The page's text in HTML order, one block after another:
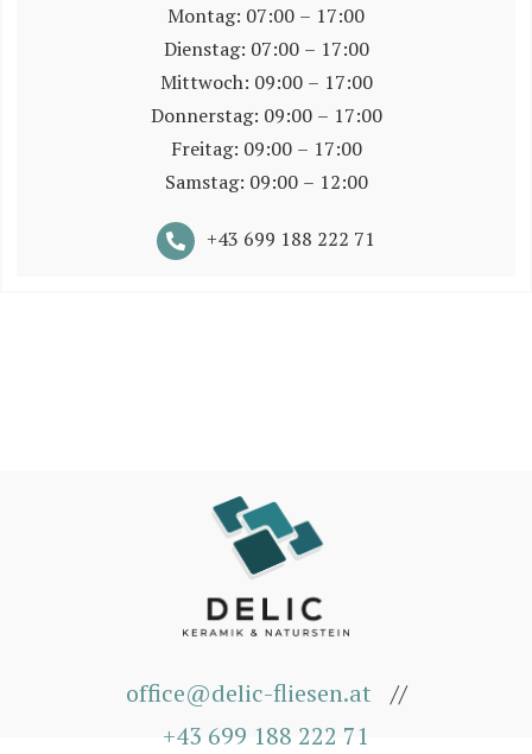
Montag: 07:00 – 17:00
Dienstag: 07:00 – 17:00
Mittwoch: 09:00 – 17:00
Donnerstag: 09:00 – 17:00
Freitag: 09:00 – 17:00
Samstag: 09:00 – 12:00
+43 699 188 222 71
office@delic-fliesen.at
//
+43 699 188 222 71